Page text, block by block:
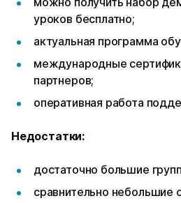
уроков бесплатно;
актуальная программа
международные
партнеров;
оперативная работа
Недостатки:
достаточно большие
сравнительно небольшие